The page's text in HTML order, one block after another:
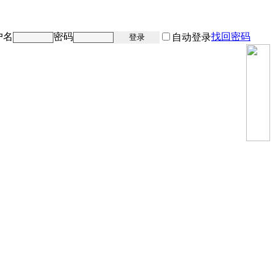
名 密码 登录 自动登录找回密码